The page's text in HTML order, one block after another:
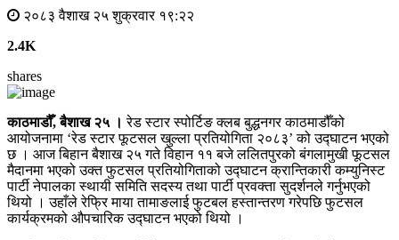
२०८३ वैशाख २५ शुक्रवार १९:२२
2.4K
shares
काठमाडौँ, बैशाख २५ । रेड स्टार स्पोर्टिङ क्लब बुद्धनगर काठमाडौँको
आयोजनामा ‘रेड स्टार फूटसल खुल्ला प्रतियोगिता २०८३’ को उद्घाटन भएको
छ । आज बिहान बैशाख २५ गते विहान ११ बजे ललितपुरको बंगलामुखी फूटसल
मैदानमा भएको उक्त फुटसल प्रतियोगिताको उद्घाटन क्रान्तिकारी कम्युनिस्ट
पार्टी नेपालका स्थायी समिति सदस्य तथा पार्टी प्रवक्ता सुदर्शनले गर्नुभएको
थियो । उहाँले रेफ्रि माया तामाङलाई फुटबल हस्तान्तरण गरेपछि फुटसल
कार्यक्रमको औपचारिक उद्घाटन भएको थियो ।